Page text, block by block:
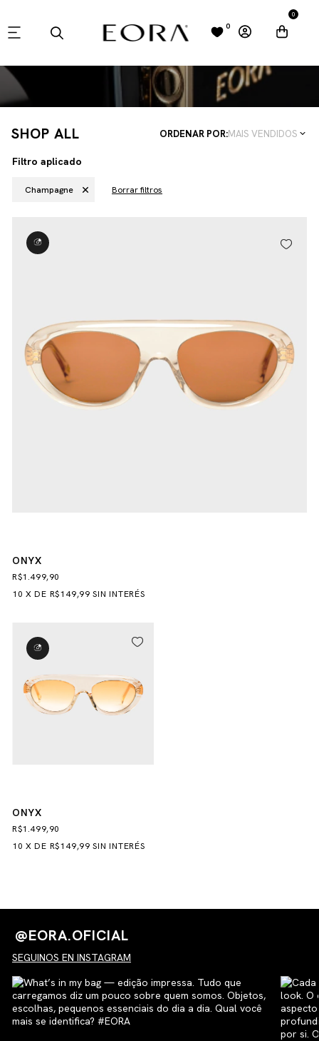
0
0
SHOP ALL ORDENAR POR:MAIS VENDIDOS
Filtro aplicado
Champagne Borrar filtros
ONYX
R$1.499,90
10 XDE R$149,99 SIN INTERÉS
ONYX
R$1.499,90
10 XDE R$149,99 SIN INTERÉS
@EORA.OFICIAL
SEGUINOS EN INSTAGRAM